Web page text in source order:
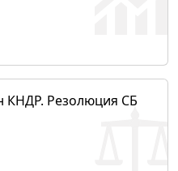
КНДР. Резолюция СБ